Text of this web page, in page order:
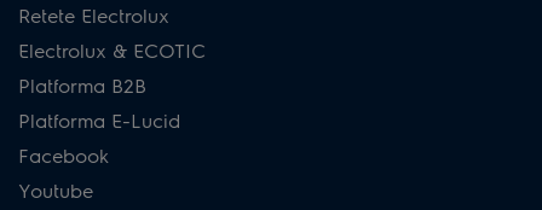
Retete Electrolux
Electrolux & ECOTIC
Platforma B2B
Platforma E-Lucid
Facebook
Youtube